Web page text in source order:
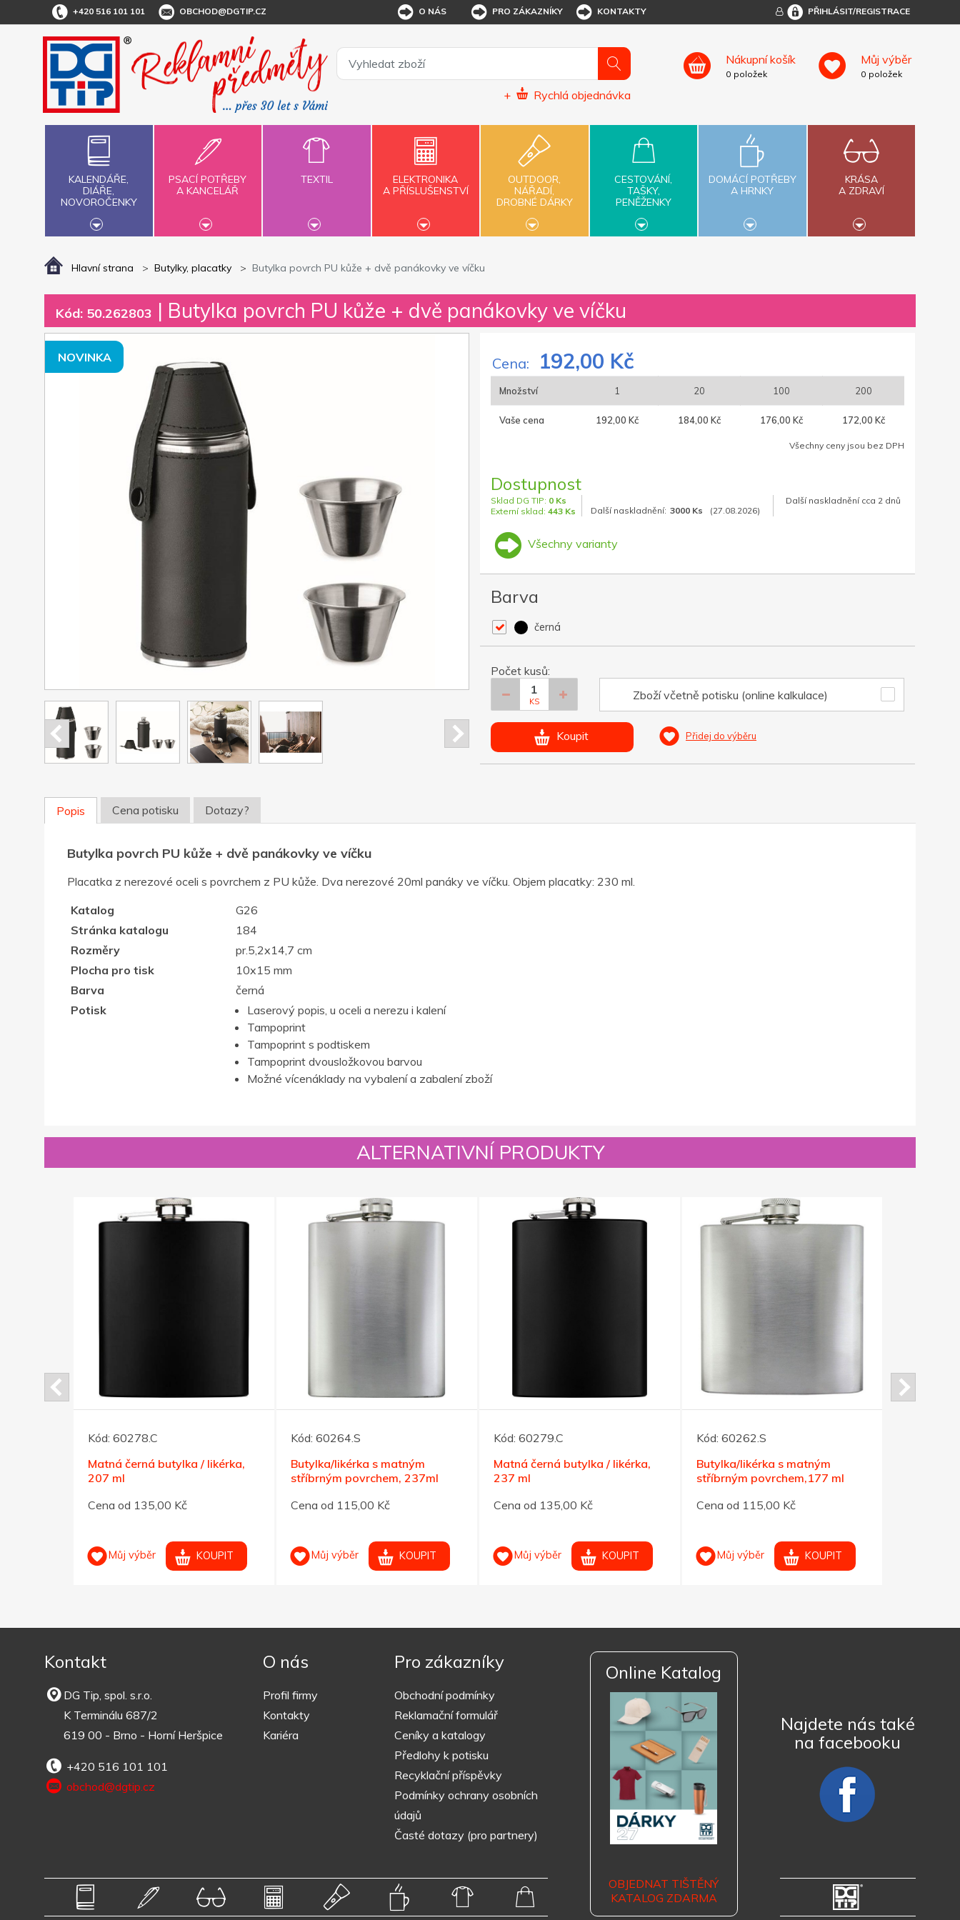
+420 516 101 101 OBCHOD@DGTIP.CZ O NÁS PRO ZÁKAZNÍKY KONTAKTY PŘIHLÁSIT/REGISTRACE
+ Rychlá objednávka
Nákupní košík
0 položek
Můj výběr
0 položek
KALENDÁŘE,
DIÁŘE,
NOVOROČENKY
PSACÍ POTŘEBY
A KANCELÁŘ
TEXTIL
ELEKTRONIKA
A PŘÍSLUŠENSTVÍ
OUTDOOR,
NÁŘADÍ,
DROBNÉ DÁRKY
CESTOVÁNÍ,
TAŠKY,
PENĚŽENKY
DOMÁCÍ POTŘEBY
A HRNKY
KRÁSA
A ZDRAVÍ
Hlavní strana Butylky, placatky Butylka povrch PU kůže + dvě panákovky ve víčku
Kód: 50.262803 | Butylka povrch PU kůže + dvě panákovky ve víčku
NOVINKA Cena: 192,00 Kč
Množství 1 20 100 200
Vaše cena 192,00 Kč 184,00 Kč 176,00 Kč 172,00 Kč
Všechny ceny jsou bez DPH
Dostupnost
Sklad DG TIP: 0 Ks
Externí sklad: 443 Ks Další naskladnění: 3000 Ks (27.08.2026)
Další naskladnění cca 2 dnů
Všechny varianty
Barva
černá
Počet kusů:
KS Zboží včetně potisku (online kalkulace)
Koupit Přidej do výběru
Popis Cena potisku Dotazy?
Butylka povrch PU kůže + dvě panákovky ve víčku
Placatka z nerezové oceli s povrchem z PU kůže. Dva nerezové 20ml panáky ve víčku. Objem placatky: 230 ml.
Katalog
G26
Stránka katalogu
184
Rozměry
pr.5,2x14,7 cm
Plocha pro tisk
10x15 mm
Barva
černá
Potisk
Laserový popis, u oceli a nerezu i kalení
Tampoprint
Tampoprint s podtiskem
Tampoprint dvousložkovou barvou
Možné vícenáklady na vybalení a zabalení zboží
ALTERNATIVNÍ PRODUKTY
Kód: 60278.C
Matná černá butylka / likérka,
207 ml
Cena od 135,00 Kč
Můj výběr KOUPIT
Kód: 60264.S
Butylka/likérka s matným
stříbrným povrchem, 237ml
Cena od 115,00 Kč
Můj výběr KOUPIT
Kód: 60279.C
Matná černá butylka / likérka,
237 ml
Cena od 135,00 Kč
Můj výběr KOUPIT
Kód: 60262.S
Butylka/likérka s matným
stříbrným povrchem,177 ml
Cena od 115,00 Kč
Můj výběr KOUPIT
Kontakt
DG Tip, spol. s.r.o.
K Terminálu 687/2
619 00 - Brno - Horní Heršpice
+420 516 101 101
obchod@dgtip.cz
O nás
Profil firmy
Kontakty
Kariéra
Pro zákazníky
Obchodní podmínky
Reklamační formulář
Ceníky a katalogy
Předlohy k potisku
Recyklační příspěvky
Podmínky ochrany osobních
údajů
Časté dotazy (pro partnery)
Online Katalog
OBJEDNAT TIŠTĚNÝ
KATALOG ZDARMA
Najdete nás také
na facebooku